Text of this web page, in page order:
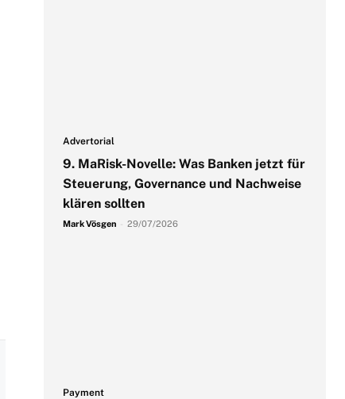
Advertorial
9. MaRisk-Novelle: Was Banken jetzt für
Steuerung, Governance und Nachweise
klären sollten
Mark Vösgen 29/07/2026
Payment